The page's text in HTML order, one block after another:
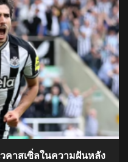
คาสเซิ่ลในความฝันหลัง